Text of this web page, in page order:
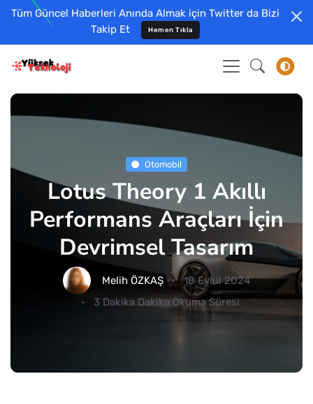
Tüm Güncel Haberleri Anında Almak için Twitter da Bizi
Takip Et
Hemen Tıkla
Otomobil
Lotus Theory 1 Akıllı
Performans Araçları İçin
Devrimsel Tasarım
Melih ÖZKAŞ
18 Eylül 2024
3 Dakika Dakika Okuma Süresi